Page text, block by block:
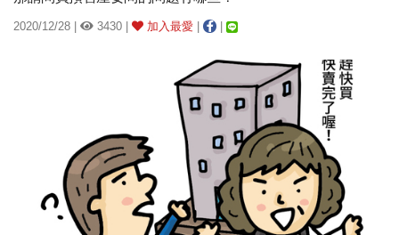
2020/12/28 | 3430 | 加入最愛